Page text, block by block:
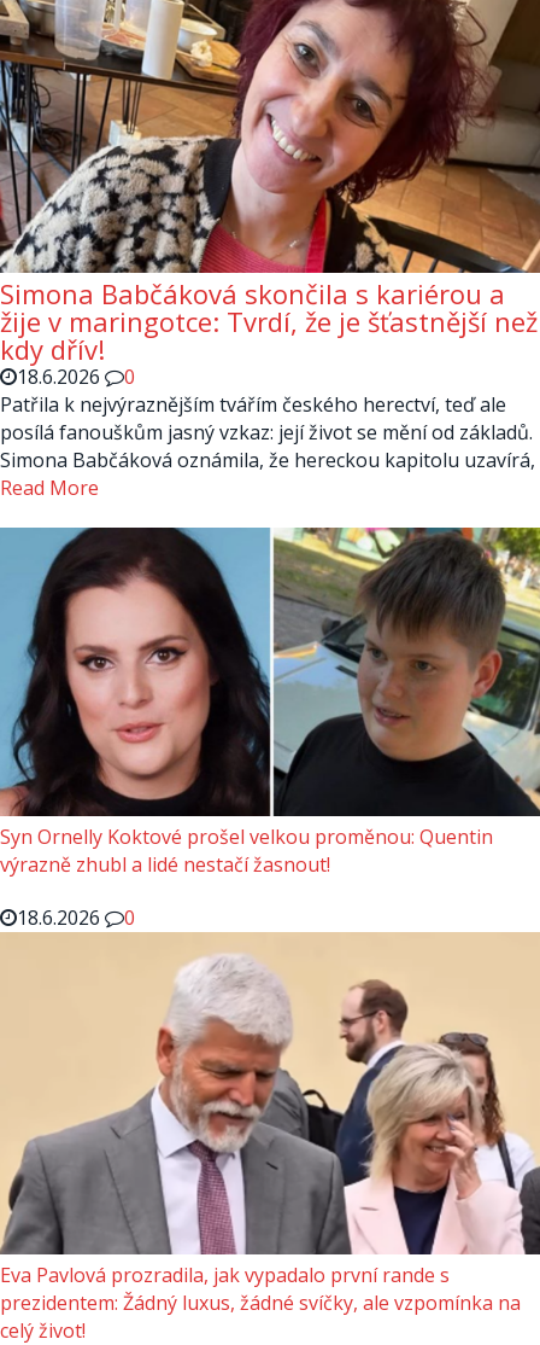
Simona Babčáková skončila s kariérou a
žije v maringotce: Tvrdí, že je šťastnější než
kdy dřív!
18.6.2026
0
Patřila k nejvýraznějším tvářím českého herectví, teď ale
posílá fanouškům jasný vzkaz: její život se mění od základů.
Simona Babčáková oznámila, že hereckou kapitolu uzavírá,
Read More
Syn Ornelly Koktové prošel velkou proměnou: Quentin
výrazně zhubl a lidé nestačí žasnout!
18.6.2026
0
Eva Pavlová prozradila, jak vypadalo první rande s
prezidentem: Žádný luxus, žádné svíčky, ale vzpomínka na
celý život!